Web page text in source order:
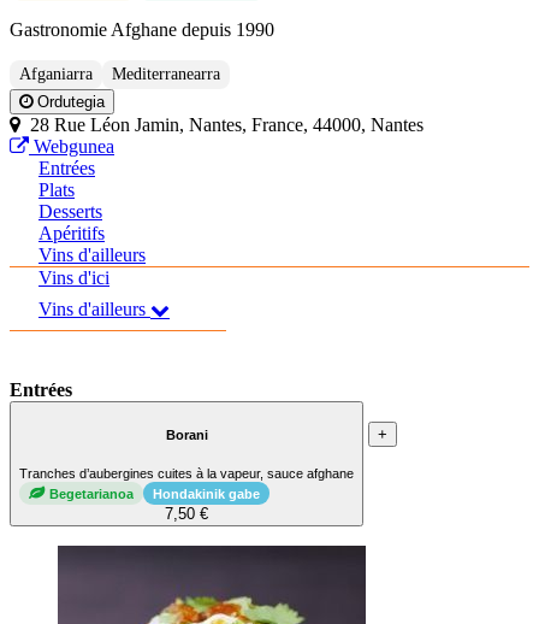
Gastronomie Afghane depuis 1990
Afganiarra
Mediterranearra
Ordutegia
28 Rue Léon Jamin, Nantes, France, 44000, Nantes
Webgunea
Entrées
Plats
Desserts
Apéritifs
Vins d'ailleurs
Vins d'ici
Vins d'ailleurs
Entrées
Borani
Tranches d’aubergines cuites à la vapeur, sauce afghane
Begetarianoa
Hondakinik gabe
7,50 €
+